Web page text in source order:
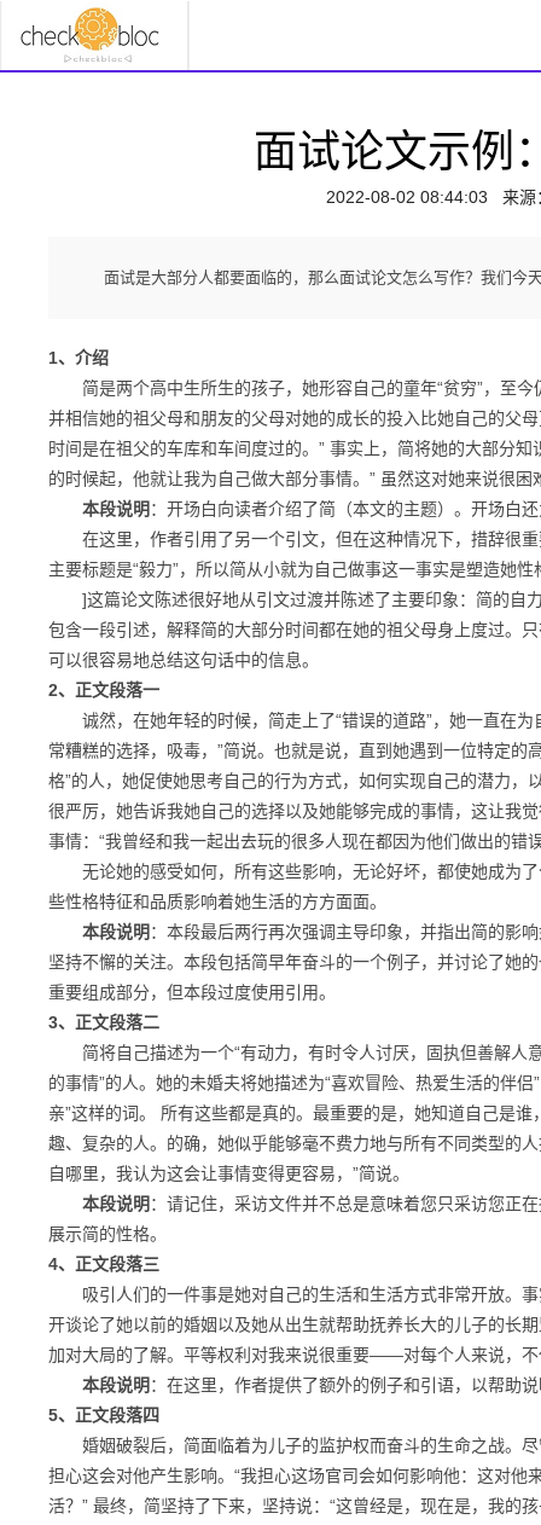
面试论文示例
2022-08-02 08:44:03 来源
面试是大部分人都要面临的，那么面试论文怎么写作？我们今
1、介绍
简是两个高中生所生的孩子，她形容自己的童年“贫穷”，至
并相信她的祖父母和朋友的父母对她的成长的投入比她自己的父
时间是在祖父的车库和车间度过的。” 事实上，简将她的大部分知
的时候起，他就让我为自己做大部分事情。” 虽然这对她来说很困
本段说明 ： 开场白向读者介绍了简（本文的主题）。开场白
在这里，作者引用了另一个引文，但在这种情况下，措辞很
主要标题是“毅力”，所以简从小就为自己做事这一事实是塑造她性
]这篇论文陈述很好地从引文过渡并陈述了主要印象：简的自
包含一段引述，解释简的大部分时间都在她的祖父母身上度过。
可以很容易地总结这句话中的信息。
2、正文段落一
诚然，在她年轻的时候，简走上了“错误的道路”，她一直在为
常糟糕的选择，吸毒，”简说。也就是说，直到她遇到一位特定
格”的人，她促使她思考自己的行为方式，如何实现自己的潜力，
很严厉，她告诉我她自己的选择以及她能够完成的事情，这让我
事情：“我曾经和我一起出去玩的很多人现在都因为他们做出的错
无论她的感受如何，所有这些影响，无论好坏，都使她成为了
些性格特征和品质影响着她生活的方方面面。
本段说明 ：本段最后两行再次强调主导印象，并指出简的影
坚持不懈的关注。本段包括简早年奋斗的一个例子，并讨论了她
重要组成部分，但本段过度使用引用。
3、正文段落二
简将自己描述为一个“有动力，有时令人讨厌，固执但善解人
的事情”的人。她的未婚夫将她描述为“喜欢冒险、热爱生活的伴
亲”这样的词。 所有这些都是真的。最重要的是，她知道自己是
趣、复杂的人。的确，她似乎能够毫不费力地与所有不同类型的
自哪里，我认为这会让事情变得更容易，”简说。
本段说明 ：请记住，采访文件并不总是意味着您只采访您正
展示简的性格。
4、正文段落三
吸引人们的一件事是她对自己的生活和生活方式非常开放。事
开谈论了她以前的婚姻以及她从出生就帮助抚养长大的儿子的长
加对大局的了解。平等权利对我来说很重要——对每个人来说，不
本段说明 ：在这里，作者提供了额外的例子和引语，以帮助
5、正文段落四
婚姻破裂后，简面临着为儿子的监护权而奋斗的生命之战。尽
担心这会对他产生影响。“我担心这场官司会如何影响他：这对
活？” 最终，简坚持了下来，坚持说：“这曾经是，现在是，我的